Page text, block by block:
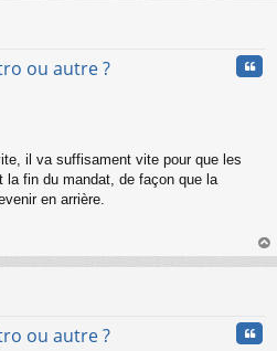
ou autre ?
il va suffisament vite pour que les
la fin du mandat, de façon que la
en arrière.
au
ou autre ?